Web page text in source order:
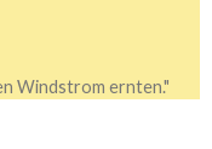
Windstrom ernten."